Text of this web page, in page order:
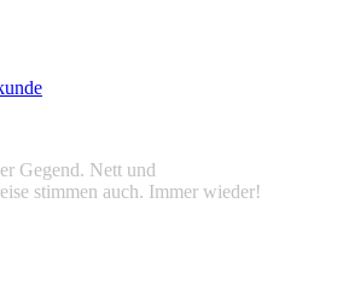
Gegend. Nett und
stimmen auch. Immer wieder!